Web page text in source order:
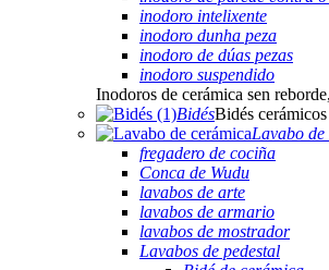
inodoro intelixente
inodoro dunha peza
inodoro de dúas pezas
inodoro suspendido
Inodoros de cerámica sen
BidésBidés
Lavabo
fregadero de cociña
Conca de Wudu
lavabos de arte
lavabos de armario
lavabos de mostrador
Lavabos de pedestal